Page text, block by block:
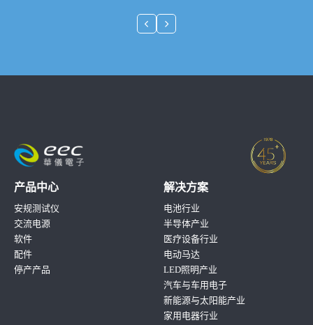
产品中心
安规测试仪
交流电源
软件
配件
停产产品
解决方案
电池行业
半导体产业
医疗设备行业
电动马达
LED照明产业
汽车与车用电子
新能源与太阳能产业
家用电器行业